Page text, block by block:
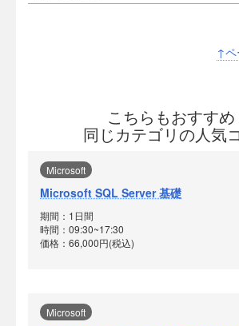
↑ペ
こちらもおすすめ
同じカテゴリの人気
Microsoft
Microsoft SQL Server 基礎
期間：1日間
時間：09:30~17:30
価格：66,000円(税込)
Microsoft